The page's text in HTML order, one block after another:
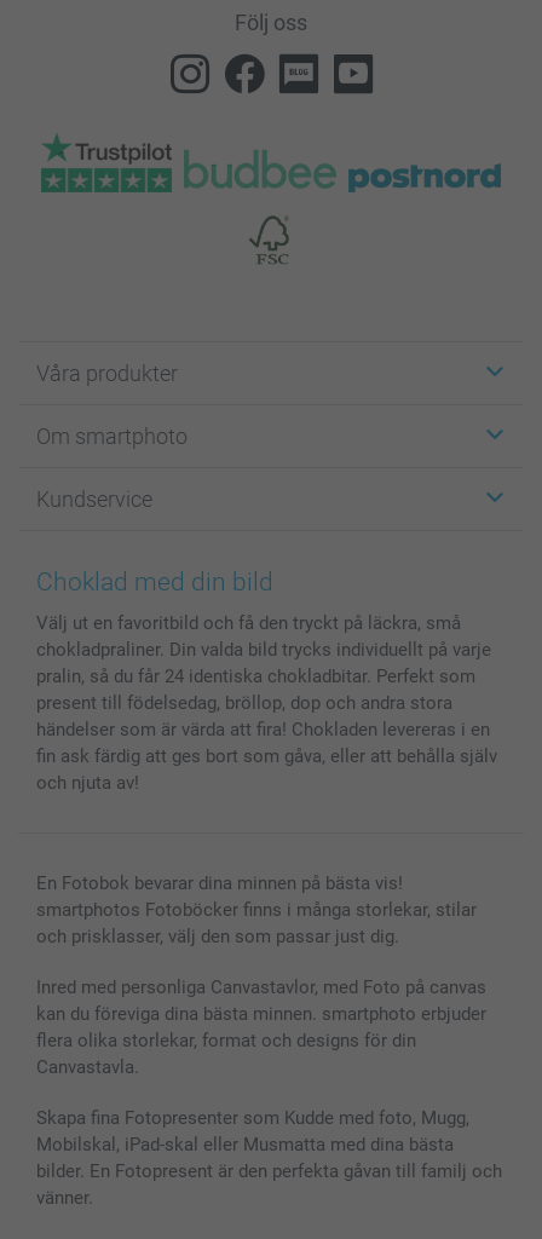
Följ oss
Våra produkter
Fotokort
Fotoböcker
Bilder, Fotoförstoring & Fotohäften
MyNameBook
Fotoalmanackor & Fotoagenda
Fotoramar & Tillbehör
Presentkort
Alla fotoprodukter
Om smartphoto
För affiliates
Cookie Policy
Villkor och garantier
Investor Relations
Kundservice
smartgaranti
Priser & betalning
Status på beställningar
Choklad med din bild
Välj ut en favoritbild och få den tryckt på läckra, små
chokladpraliner. Din valda bild trycks individuellt på varje
pralin, så du får 24 identiska chokladbitar. Perfekt som
present till födelsedag, bröllop, dop och andra stora
händelser som är värda att fira! Chokladen levereras i en
fin ask färdig att ges bort som gåva, eller att behålla själv
och njuta av!
En Fotobok bevarar dina minnen på bästa vis!
smartphotos Fotoböcker finns i många storlekar, stilar
och prisklasser, välj den som passar just dig.
Inred med personliga Canvastavlor, med Foto på canvas
kan du föreviga dina bästa minnen. smartphoto erbjuder
flera olika storlekar, format och designs för din
Canvastavla.
Skapa fina Fotopresenter som Kudde med foto, Mugg,
Mobilskal, iPad-skal eller Musmatta med dina bästa
bilder. En Fotopresent är den perfekta gåvan till familj och
vänner.